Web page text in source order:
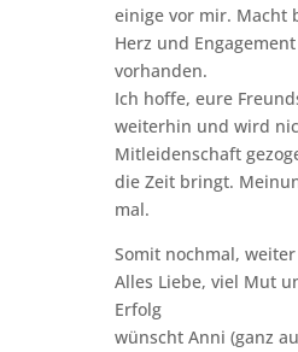
einige vor mir. Macht
Herz und
vorhanden.
Ich hoffe, eure
weiterhin und wird
Mitleidenschaft
die Zeit bringt.
mal.
Somit nochmal,
Alles Liebe, viel Mut
Erfolg
wünscht Anni (ganz